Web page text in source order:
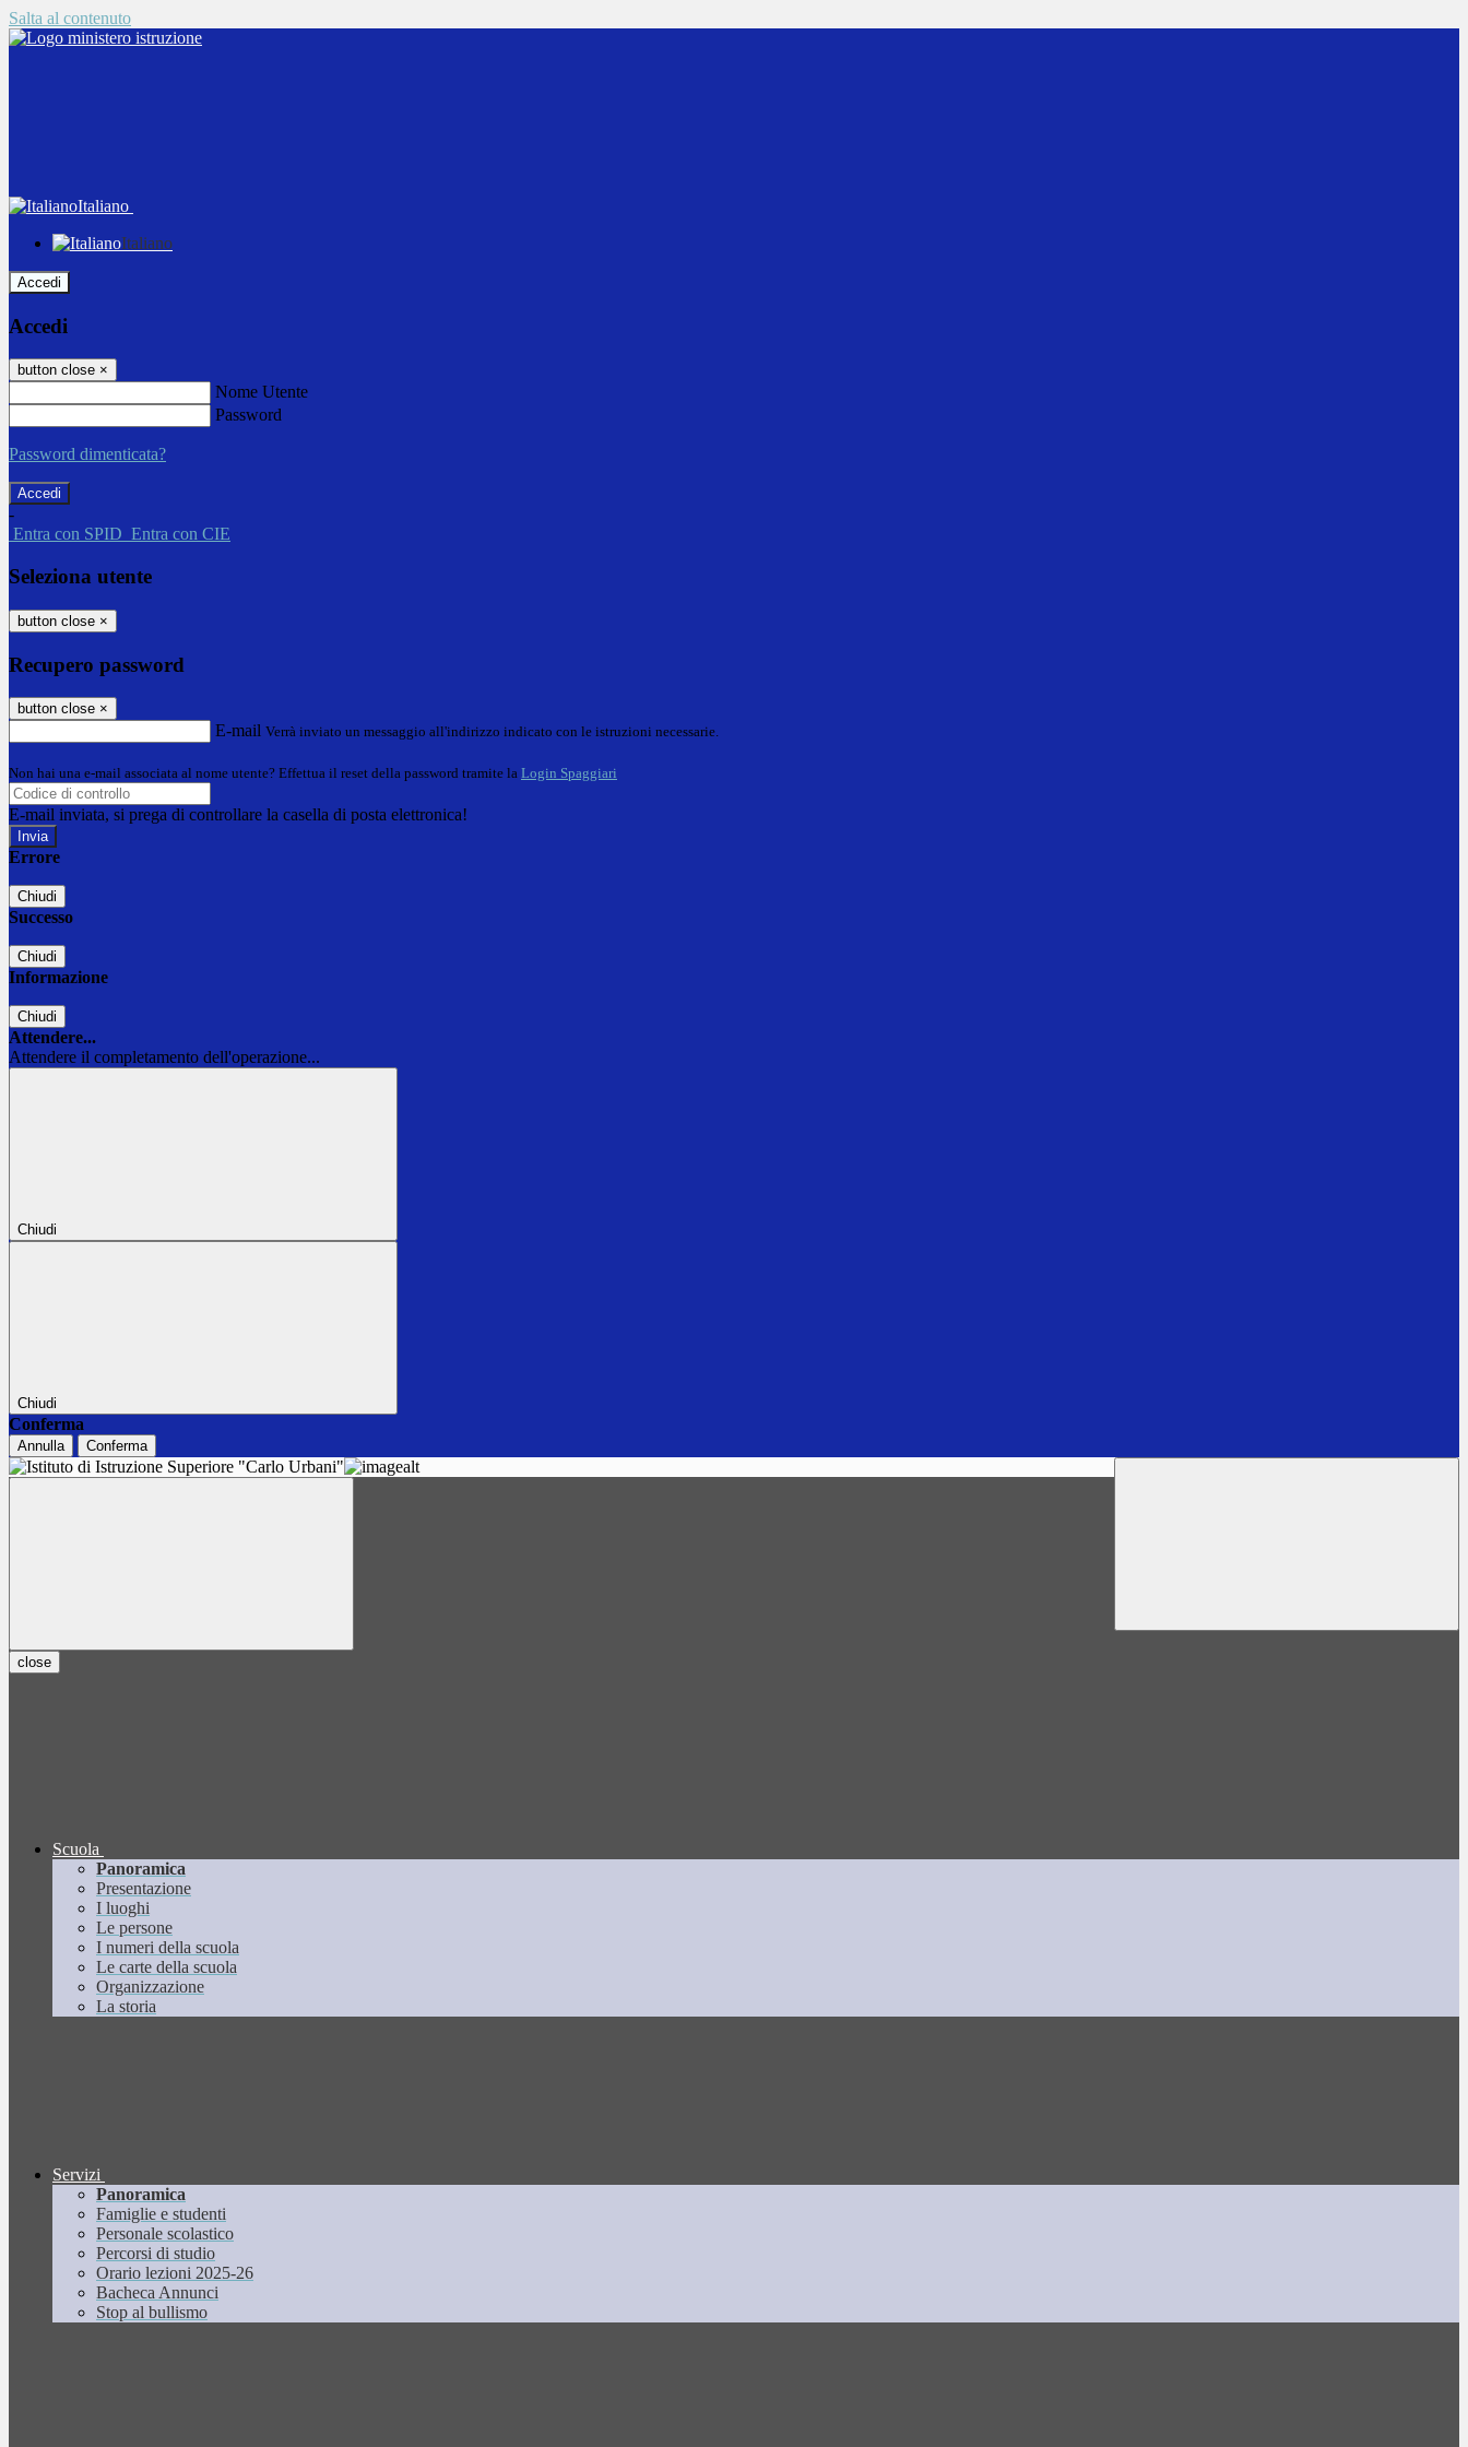
Salta al contenuto
Italiano
Italiano
Accedi
Accedi
button close ×
Nome Utente
Password
Password dimenticata?
-
Entra con SPID Entra con CIE
Seleziona utente
button close ×
Recupero password
button close ×
E-mail Verrà inviato un messaggio all'indirizzo indicato con le istruzioni necessarie.
Non hai una e-mail associata al nome utente? Effettua il reset della password tramite la Login Spaggiari
E-mail inviata, si prega di controllare la casella di posta elettronica!
Errore
Chiudi
Successo
Chiudi
Informazione
Chiudi
Attendere...
Attendere il completamento dell'operazione...
Chiudi
Chiudi
Conferma
Annulla Conferma
close
Scuola
Panoramica
Presentazione
I luoghi
Le persone
I numeri della scuola
Le carte della scuola
Organizzazione
La storia
Servizi
Panoramica
Famiglie e studenti
Personale scolastico
Percorsi di studio
Orario lezioni 2025-26
Bacheca Annunci
Stop al bullismo